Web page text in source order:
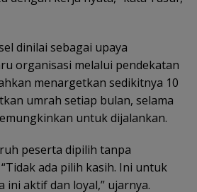
dinilai sebagai upaya
organisasi melalui pendekatan
menargetkan sedikitnya 10
umrah setiap bulan, selama
untuk dijalankan.
peserta dipilih tanpa
ada pilih kasih. Ini untuk
ini aktif dan loyal,” ujarnya.